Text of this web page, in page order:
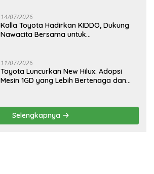
14/07/2026
Kalla Toyota Hadirkan KIDDO, Dukung
Nawacita Bersama untuk
11/07/2026
Toyota Luncurkan New Hilux: Adopsi
Mesin 1GD yang Lebih Bertenaga dan
Selengkapnya